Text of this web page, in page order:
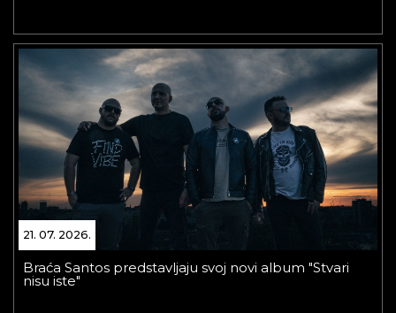
21. 07. 2026.
Braća Santos predstavljaju svoj novi album "Stvari
nisu iste"